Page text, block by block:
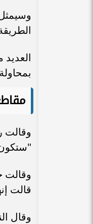
وقالت
"ستكون
قالت
وقال